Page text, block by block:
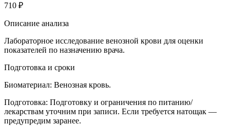
710 ₽
Описание анализа
Лабораторное исследование венозной крови для оценки
показателей по назначению врача.
Подготовка и сроки
Биоматериал: Венозная кровь.
Подготовка: Подготовку и ограничения по питанию/
лекарствам уточним при записи. Если требуется натощак —
предупредим заранее.